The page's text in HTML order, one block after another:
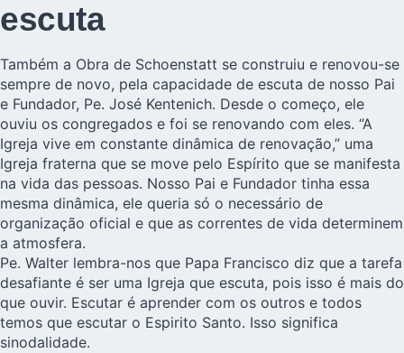
escuta
Também a Obra de Schoenstatt se construiu e renovou-se
sempre de novo, pela capacidade de escuta de nosso Pai
e Fundador, Pe. José Kentenich. Desde o começo, ele
ouviu os congregados e foi se renovando com eles. “A
Igreja vive em constante dinâmica de renovação,” uma
Igreja fraterna que se move pelo Espírito que se manifesta
na vida das pessoas. Nosso Pai e Fundador tinha essa
mesma dinâmica, ele queria só o necessário de
organização oficial e que as correntes de vida determinem
a atmosfera.
Pe. Walter lembra-nos que Papa Francisco diz que a tarefa
desafiante é ser uma Igreja que escuta, pois isso é mais do
que ouvir. Escutar é aprender com os outros e todos
temos que escutar o Espirito Santo. Isso significa
sinodalidade.